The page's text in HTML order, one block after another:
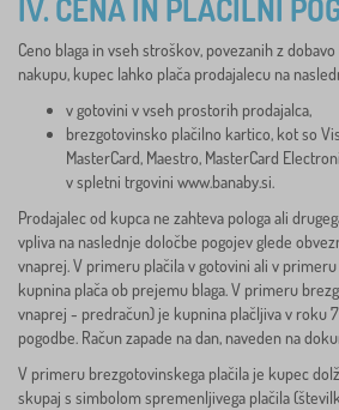
IV. CENA IN PLAČILNI
Ceno blaga in vseh stroškov, povezanih z
nakupu, kupec lahko plača prodajalecu na
v gotovini v vseh prostorih prodajalca,
brezgotovinsko plačilno kartico, kot so
MasterCard, Maestro, MasterCard
v spletni trgovini www.banaby.si.
Prodajalec od kupca ne zahteva pologa ali
vpliva na naslednje določbe pogojev glede
vnaprej. V primeru plačila v gotovini ali v
kupnina plača ob prejemu blaga. V primeru
vnaprej - predračun) je kupnina plačljiva v roku
pogodbe. Račun zapade na dan, naveden na
V primeru brezgotovinskega plačila je kupec
skupaj s simbolom spremenljivega plačila